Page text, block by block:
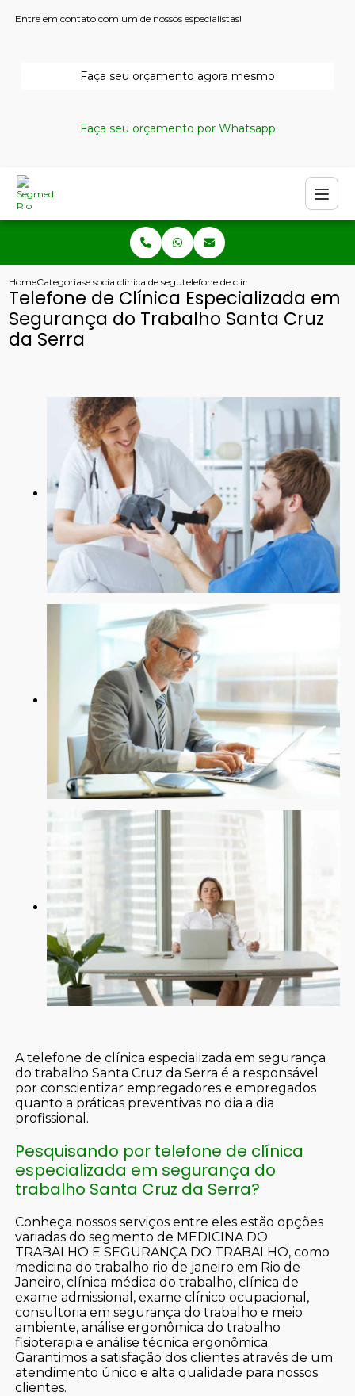
Entre em contato com um de nossos especialistas!
Faça seu orçamento agora mesmo
Faça seu orçamento por Whatsapp
HomeCategoriase socialclinica de seguranca e medicina do trabalho
telefone de clinica especializada em
Telefone de Clínica Especializada em
Segurança do Trabalho Santa Cruz
da Serra
A telefone de clínica especializada em segurança
do trabalho Santa Cruz da Serra é a responsável
por conscientizar empregadores e empregados
quanto a práticas preventivas no dia a dia
profissional.
Pesquisando por telefone de clínica
especializada em segurança do
trabalho Santa Cruz da Serra?
Conheça nossos serviços entre eles estão opções
variadas do segmento de MEDICINA DO
TRABALHO E SEGURANÇA DO TRABALHO, como
medicina do trabalho rio de janeiro em Rio de
Janeiro, clínica médica do trabalho, clínica de
exame admissional, exame clínico ocupacional,
consultoria em segurança do trabalho e meio
ambiente, análise ergonômica do trabalho
fisioterapia e análise técnica ergonômica.
Garantimos a satisfação dos clientes através de um
atendimento único e alta qualidade para nossos
clientes.